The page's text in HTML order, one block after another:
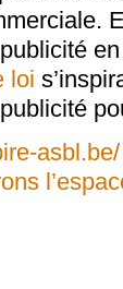
loi
asbl.be/